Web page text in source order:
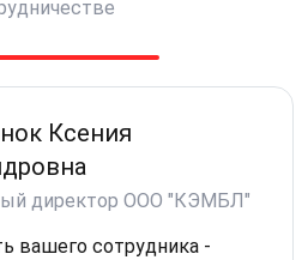
Ксения
директор ООО "КЭМБЛ"
вашего сотрудника -